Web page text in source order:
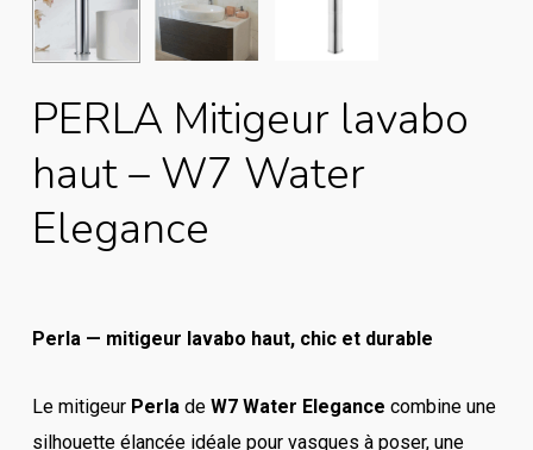
PERLA Mitigeur lavabo
haut – W7 Water
Elegance
Perla — mitigeur lavabo haut, chic et durable
Le mitigeur Perlade W7 Water Elegance combine une
silhouette élancée idéale pour vasques à poser, une